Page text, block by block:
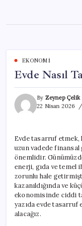
content
EKONOMI
Evde Nasıl
By Zeynep Çelik
22 Nisan 2026
Evde tasarruf
uzun vadede finansal
önemlidir.
enerji, gıda ve temel
zorunlu hale
kazanıldığında ve
ekonomisinde ciddi
yazıda evde tasarruf
alacağız.